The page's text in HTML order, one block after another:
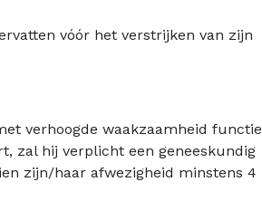
vóór het verstrijken van zijn
verhoogde waakzaamheid functie
zal hij verplicht een geneeskundig
zijn/haar afwezigheid minstens 4